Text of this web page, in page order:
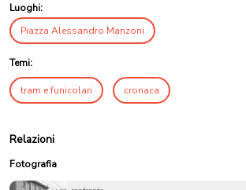
Luoghi:
Piazza Alessandro Manzoni
Temi:
tram e funicolari cronaca
Relazioni
Fotografia